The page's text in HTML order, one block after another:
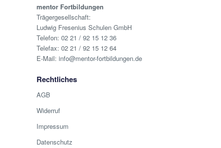
mentor Fortbildungen
Trägergesellschaft:
Ludwig Fresenius Schulen GmbH
Telefon: 02 21 / 92 15 12 36
Telefax: 02 21 / 92 15 12 64
E-Mail: info@mentor-fortbildungen.de
Rechtliches
AGB
Widerruf
Impressum
Datenschutz